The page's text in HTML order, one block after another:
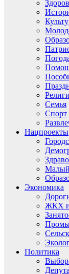
Семья
Спорт
Нацпроекты
Малый
Экономика
ЖКХ и
Политика